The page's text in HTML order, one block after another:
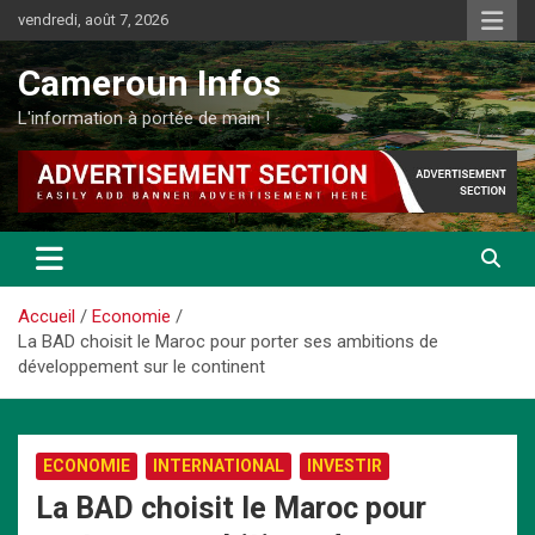
au
contenu
vendredi, août 7, 2026
Cameroun Infos
L'information à portée de main !
Accueil
Economie
La BAD choisit le Maroc pour porter ses ambitions de
développement sur le continent
ECONOMIE INTERNATIONAL INVESTIR
La BAD choisit le Maroc pour